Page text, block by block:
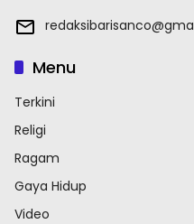
Menu
Terkini
Religi
Ragam
Gaya Hidup
Video